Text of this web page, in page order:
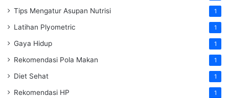
Tips Mengatur Asupan Nutrisi 1
Latihan Plyometric 1
Gaya Hidup 1
Rekomendasi Pola Makan 1
Diet Sehat 1
Rekomendasi HP 1